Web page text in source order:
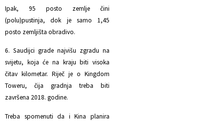
Ipak, 95 posto zemlje čini
(polu)pustinja, dok je samo 1,45
posto zemljišta obradivo.
6. Saudijci grade najvišu zgradu na
svijetu, koja će na kraju biti visoka
čitav kilometar. Riječ je o Kingdom
Toweru, čija gradnja treba biti
završena 2018. godine.
Treba spomenuti da i Kina planira